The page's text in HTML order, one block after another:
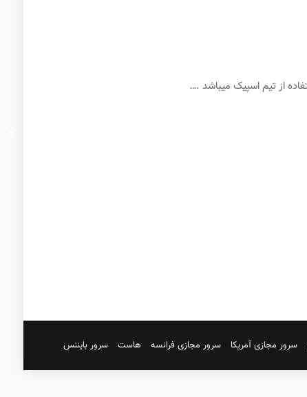
از تیم اسپیک میباشد .…
سرور مجازی آمریکا سرور مجازی فرانسه هاست سرور بایننس